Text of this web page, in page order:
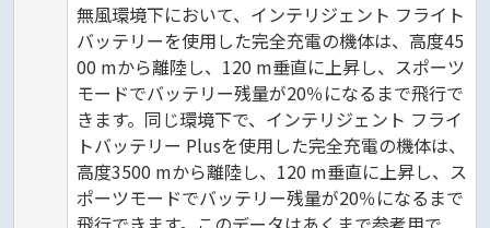
無風環境下において、インテリジェント フライト
バッテリーを使用した完全充電の機体は、高度45
00 mから離陸し、120 m垂直に上昇し、スポーツ
モードでバッテリー残量が20％になるまで飛行で
きます。同じ環境下で、インテリジェント フライ
トバッテリー Plusを使用した完全充電の機体は、
高度3500 mから離陸し、120 m垂直に上昇し、ス
ポーツモードでバッテリー残量が20％になるまで